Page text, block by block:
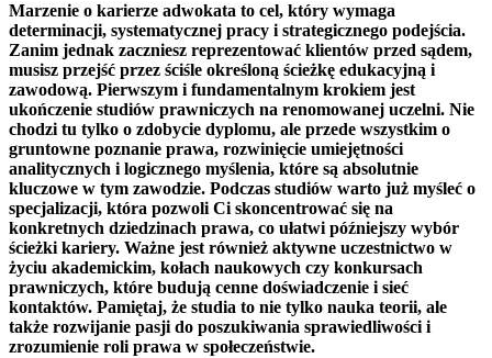
Marzenie o karierze adwokata to cel, który wymaga
determinacji, systematycznej pracy i strategicznego podejścia.
Zanim jednak zaczniesz reprezentować klientów przed sądem,
musisz przejść przez ściśle określoną ścieżkę edukacyjną i
zawodową. Pierwszym i fundamentalnym krokiem jest
ukończenie studiów prawniczych na renomowanej uczelni. Nie
chodzi tu tylko o zdobycie dyplomu, ale przede wszystkim o
gruntowne poznanie prawa, rozwinięcie umiejętności
analitycznych i logicznego myślenia, które są absolutnie
kluczowe w tym zawodzie. Podczas studiów warto już myśleć o
specjalizacji, która pozwoli Ci skoncentrować się na
konkretnych dziedzinach prawa, co ułatwi późniejszy wybór
ścieżki kariery. Ważne jest również aktywne uczestnictwo w
życiu akademickim, kołach naukowych czy konkursach
prawniczych, które budują cenne doświadczenie i sieć
kontaktów. Pamiętaj, że studia to nie tylko nauka teorii, ale
także rozwijanie pasji do poszukiwania sprawiedliwości i
zrozumienie roli prawa w społeczeństwie.